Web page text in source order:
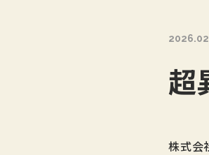
超
株式会